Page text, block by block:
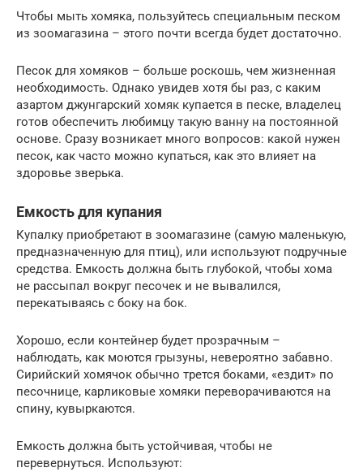
Чтобы мыть хомяка, пользуйтесь специальным песком
из зоомагазина – этого почти всегда будет достаточно.
Песок для хомяков – больше роскошь, чем жизненная
необходимость. Однако увидев хотя бы раз, с каким
азартом джунгарский хомяк купается в песке, владелец
готов обеспечить любимцу такую ванну на постоянной
основе. Сразу возникает много вопросов: какой нужен
песок, как часто можно купаться, как это влияет на
здоровье зверька.
Емкость для купания
Купалку приобретают в зоомагазине (самую маленькую,
предназначенную для птиц), или используют подручные
средства. Емкость должна быть глубокой, чтобы хома
не рассыпал вокруг песочек и не вывалился,
перекатываясь с боку на бок.
Хорошо, если контейнер будет прозрачным –
наблюдать, как моются грызуны, невероятно забавно.
Сирийский хомячок обычно трется боками, «ездит» по
песочнице, карликовые хомяки переворачиваются на
спину, кувыркаются.
Емкость должна быть устойчивая, чтобы не
перевернуться. Используют: